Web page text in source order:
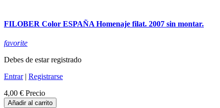
FILOBER Color ESPAÑA Homenaje filat. 2007 sin montar.
favorite
Debes de estar registrado
Entrar| Registrarse
4,00 € Precio
Añadir al carrito